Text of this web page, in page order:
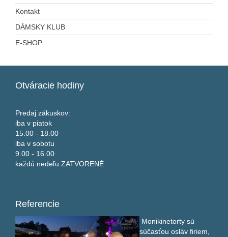
Kontakt
DÁMSKY KLUB
E-SHOP
Otváracie hodiny
Predaj zákuskov:
iba v piatok
15.00 - 18.00
iba v sobotu
9.00 - 16.00
každú nedeľu ZATVORENÉ
Referencie
Monikinetorty sú
súčasťou osláv firiem,